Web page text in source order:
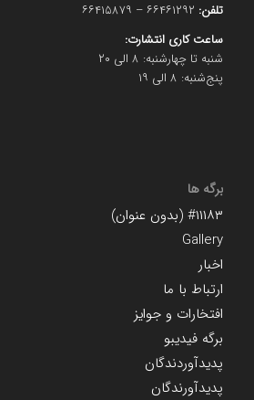
تلفن:
ساعت کاری انتشارت:
شنبه تا چهارشنبه: ۸ الی ۲۰
پنج‌شنبه: ۸ الی ۱۹
برگه ها
#۱۱۱۸۳ (بدون عنوان)
Gallery
اخبار
ارتباط با ما
افتخارات و جوایز
برگه فیدیبو
پدیدآوردندگان
پدیدآورندگان